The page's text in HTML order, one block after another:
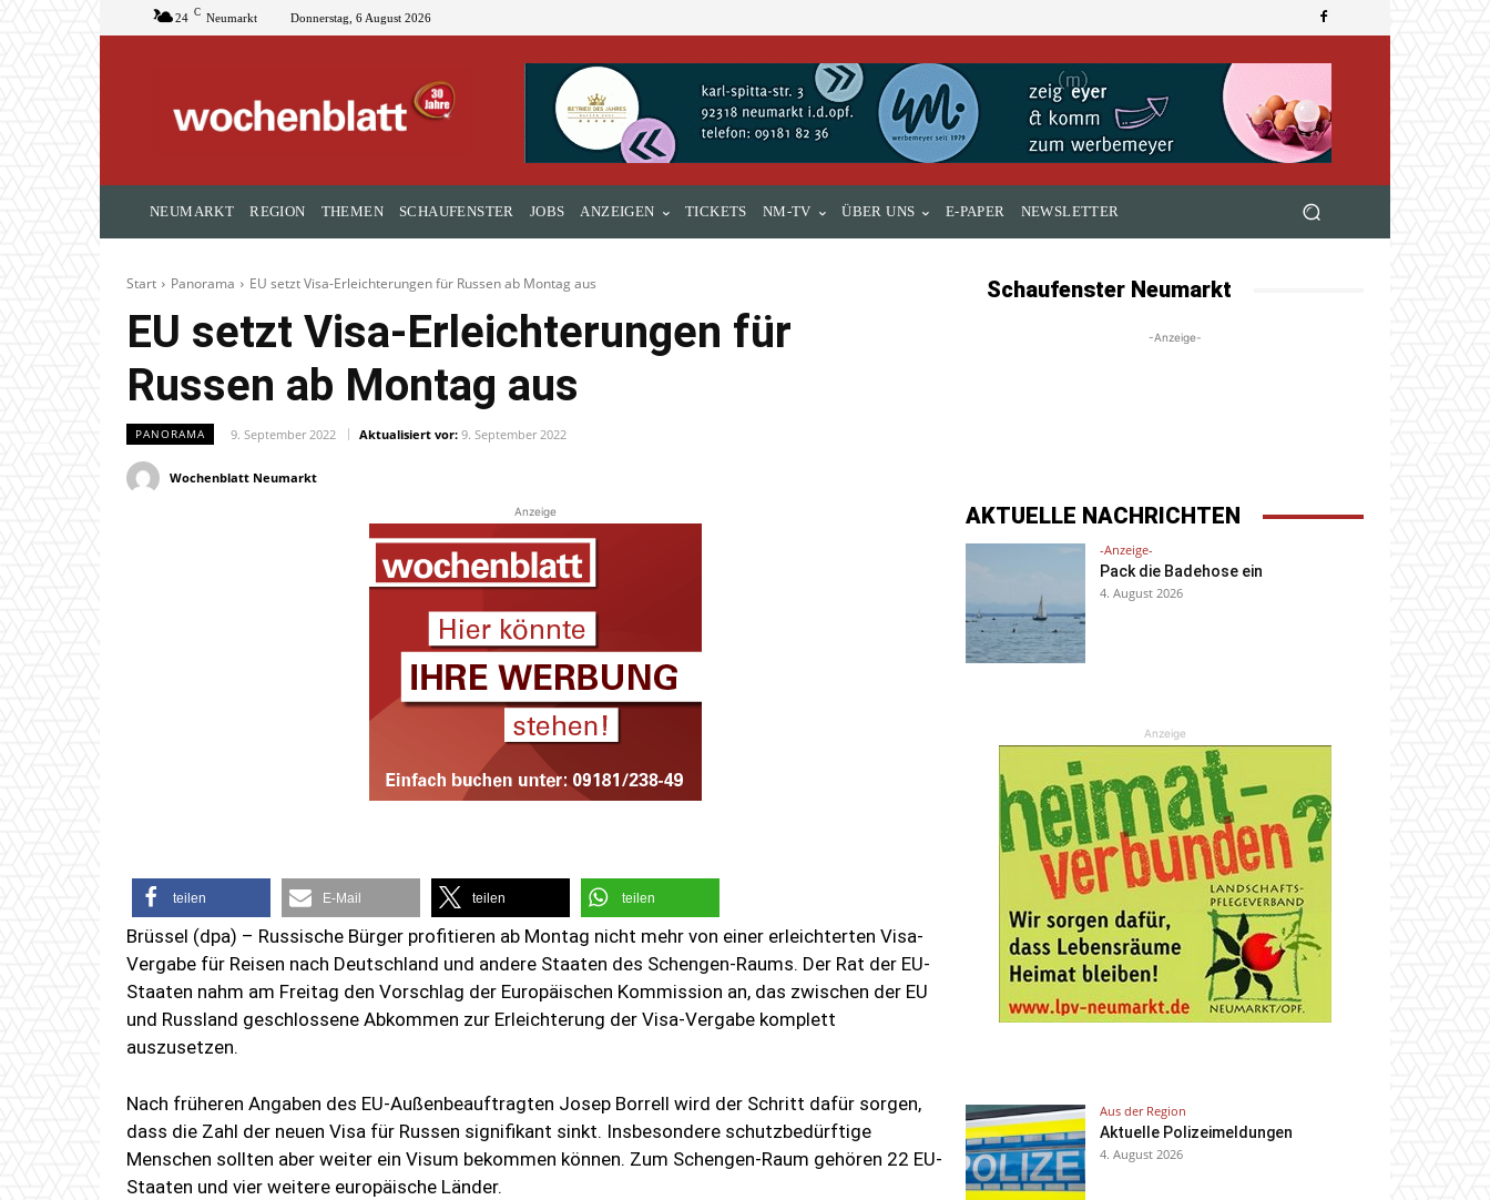
24 C Neumarkt Donnerstag, 6 August 2026
NEUMARKT REGION THEMEN SCHAUFENSTER JOBS ANZEIGEN TICKETS NM-TV ÜBER UNS E-PAPER NEWSLETTER
Start Panorama EU setzt Visa-Erleichterungen für Russen ab Montag aus
EU setzt Visa-Erleichterungen für
Russen ab Montag aus
PANORAMA 9. September 2022 Aktualisiert vor: 9. September 2022
Wochenblatt Neumarkt
Schaufenster Neumarkt
-Anzeige-
Anzeige
teilen E-Mail teilen teilen
Brüssel (dpa) – Russische Bürger profitieren ab Montag nicht mehr von einer erleichterten Visa-
Vergabe für Reisen nach Deutschland und andere Staaten des Schengen-Raums. Der Rat der EU-
Staaten nahm am Freitag den Vorschlag der Europäischen Kommission an, das zwischen der EU
und Russland geschlossene Abkommen zur Erleichterung der Visa-Vergabe komplett
auszusetzen.
Nach früheren Angaben des EU-Außenbeauftragten Josep Borrell wird der Schritt dafür sorgen,
dass die Zahl der neuen Visa für Russen signifikant sinkt. Insbesondere schutzbedürftige
Menschen sollten aber weiter ein Visum bekommen können. Zum Schengen-Raum gehören 22 EU-
Staaten und vier weitere europäische Länder.
AKTUELLE NACHRICHTEN
-Anzeige-
Pack die Badehose ein
4. August 2026
Anzeige
Aus der Region
Aktuelle Polizeimeldungen
4. August 2026